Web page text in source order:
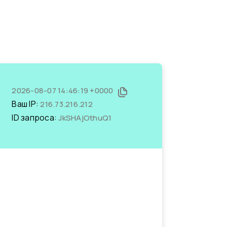
2026-08-07 14:46:19 +0000
Ваш IP:216.73.216.212
ID запроса:JkSHAjOthuQ1